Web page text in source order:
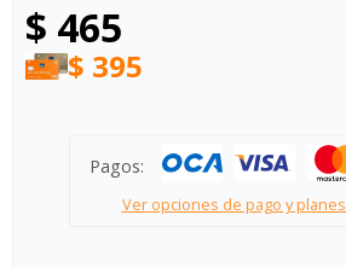
$ 465
$ 395
Pagos:
Ver opciones de pago y